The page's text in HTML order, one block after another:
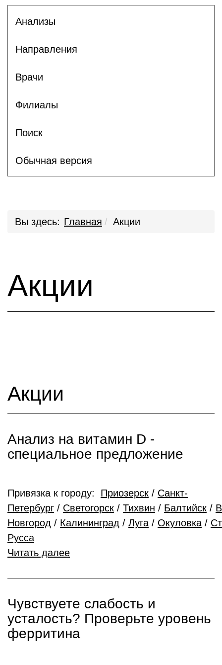
Анализы
Направления
Врачи
Филиалы
Поиск
Обычная версия
Вы здесь: Главная Акции
Акции
Акции
Анализ на витамин D -
cпециальное предложение
Привязка к городу: Приозерск / Санкт-
Петербург / Светогорск / Тихвин / Балтийск /
Новгород / Калининград / Луга / Окуловка /
Русса
Читать далее
Чувствуете слабость и
усталость? Проверьте уровень
ферритина